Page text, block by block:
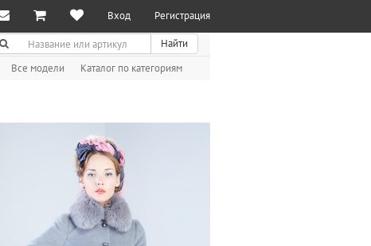
Вход Регистрация
Поиск
Найти
Все модели Каталог по категориям